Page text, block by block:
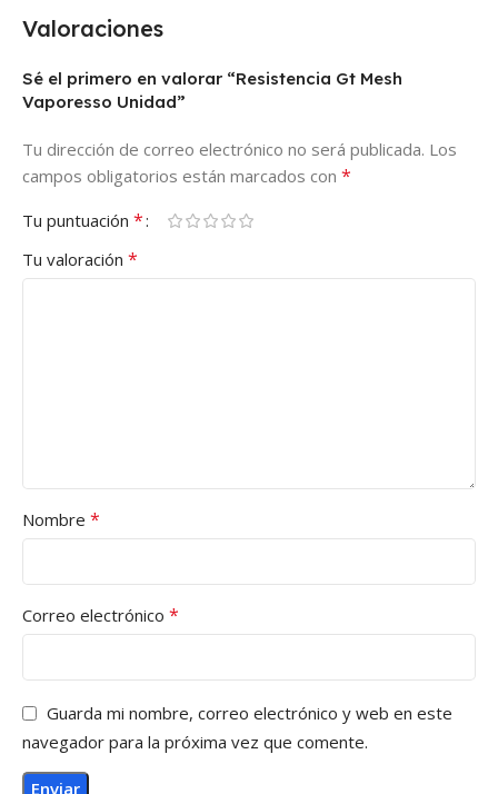
Valoraciones
Sé el primero en valorar “Resistencia Gt Mesh
Vaporesso Unidad”
Tu dirección de correo electrónico no será publicada. Los
campos obligatorios están marcados con *
Tu puntuación *
Tu valoración *
Nombre *
Correo electrónico *
Guarda mi nombre, correo electrónico y web en este
navegador para la próxima vez que comente.